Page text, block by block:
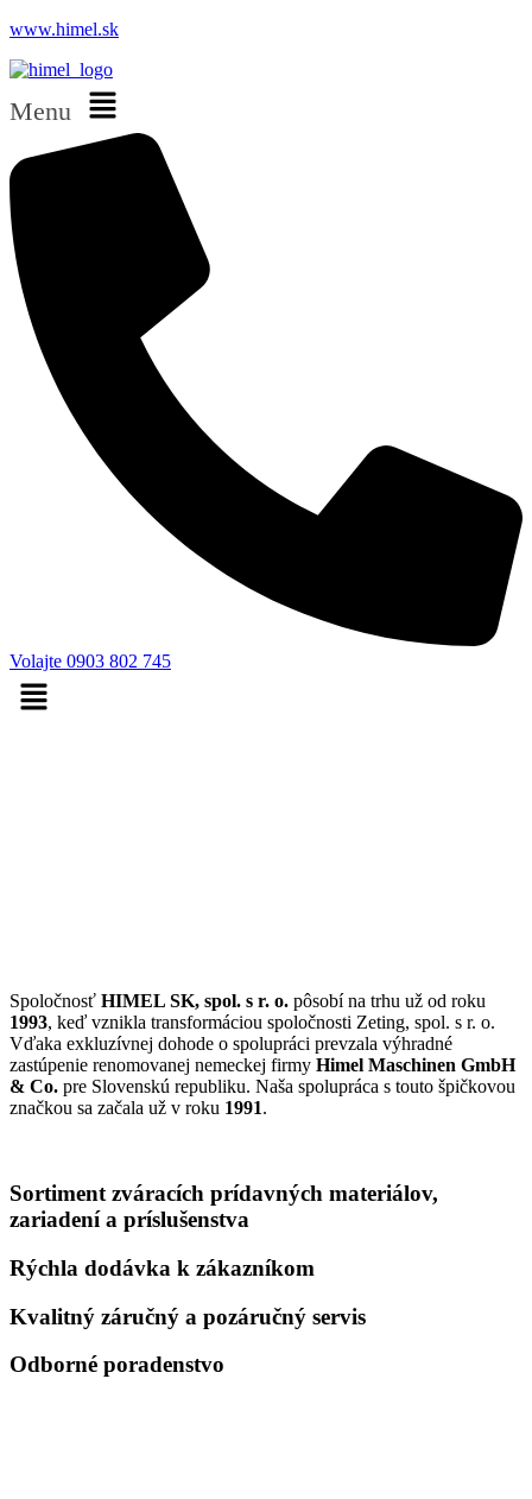
www.himel.sk
Menu
Volajte 0903 802 745
Spoločnosť HIMEL SK, spol. s r. o. pôsobí na trhu už od roku
1993, keď vznikla transformáciou spoločnosti Zeting, spol. s r. o.
Vďaka exkluzívnej dohode o spolupráci prevzala výhradné
zastúpenie renomovanej nemeckej firmy Himel Maschinen GmbH
& Co. pre Slovenskú republiku. Naša spolupráca s touto špičkovou
značkou sa začala už v roku 1991.
Sortiment zváracích prídavných materiálov,
zariadení a príslušenstva
Rýchla dodávka k zákazníkom
Kvalitný záručný a pozáručný servis
Odborné poradenstvo